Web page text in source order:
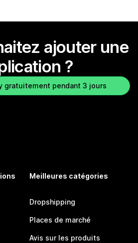
ajouter une
?
gratuitement pendant 3 jours
Meilleures catégories
Dropshipping
Places de marché
Avis sur les produits